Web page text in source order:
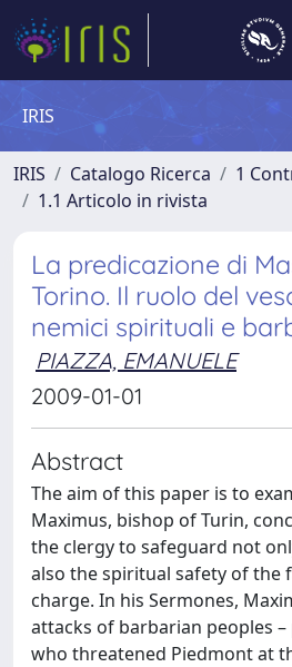
IRIS
IRIS Catalogo Ricerca
1
1.1 Articolo in rivista
La predicazione di
Torino. Il ruolo del
nemici spirituali e
PIAZZA, EMANUELE
2009-01-01
Abstract
The aim of this paper is to
Maximus, bishop of Turin,
the clergy to safeguard not
also the spiritual safety of the
charge. In his Sermones,
attacks of barbarian peoples
who threatened Piedmont at